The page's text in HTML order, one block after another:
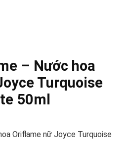
– Nước hoa
Turquoise
50ml
Oriflame nữ Joyce Turquoise